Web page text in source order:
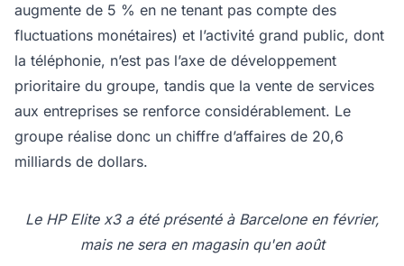
augmente de 5 % en ne tenant pas compte des
fluctuations monétaires) et l’activité grand public, dont
la téléphonie, n’est pas l’axe de développement
prioritaire du groupe, tandis que la vente de services
aux entreprises se renforce considérablement. Le
groupe réalise donc un chiffre d’affaires de 20,6
milliards de dollars.
Le HP Elite x3 a été présenté à Barcelone en février,
mais ne sera en magasin qu'en août